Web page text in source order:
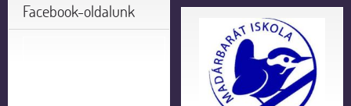
Facebook-oldalunk